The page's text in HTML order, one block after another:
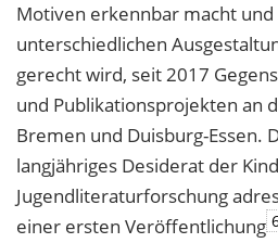
Motiven erkennbar macht und
unterschiedlichen
gerecht wird, seit 2017
und Publikationsprojekten an
Bremen und Duisburg-Essen.
langjähriges Desiderat der
Jugendliteraturforschung
einer ersten Veröffentlichung